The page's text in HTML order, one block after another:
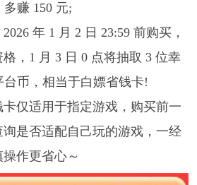
赚 150 元;
年 1 月 2 日 23:59 前购买，
，1 月 3 日 0 点将抽取 3 位幸
台币，相当于白嫖省钱卡!
仅适用于指定游戏，购买前一
是否适配自己玩的游戏，一经
作更省心～